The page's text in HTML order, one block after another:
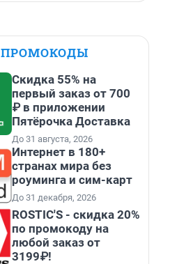
ПРОМОКОДЫ
Скидка 55% на
первый заказ от 700
₽ в приложении
Пятёрочка Доставка
До 31 августа, 2026
Интернет в 180+
странах мира без
роуминга и сим-карт
До 31 декабря, 2026
ROSTIC'S - скидка 20%
по промокоду на
любой заказ от
3199₽!